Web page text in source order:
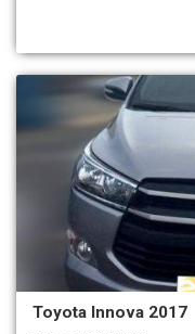
Toyota Innova 2017